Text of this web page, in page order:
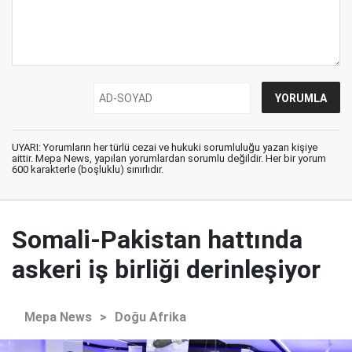
UYARI: Yorumların her türlü cezai ve hukuki sorumluluğu yazan kişiye
aittir. Mepa News, yapılan yorumlardan sorumlu değildir. Her bir yorum
600 karakterle (boşluklu) sınırlıdır.
Somali-Pakistan hattında
askeri iş birliği derinleşiyor
Mepa News > Doğu Afrika